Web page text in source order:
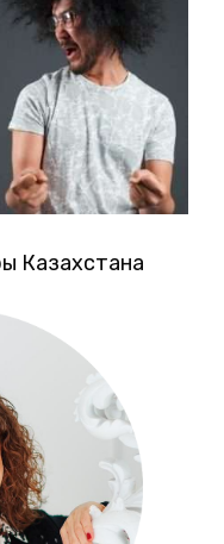
Казахстана